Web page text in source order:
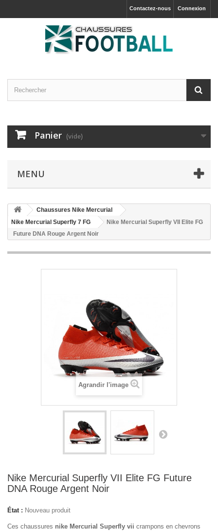
Connexion
Contactez-nous
Panier (vide)
MENU
Chaussures Nike Mercurial
Nike Mercurial Superfly 7 FG
Nike Mercurial Superfly VII Elite FG
Future DNA Rouge Argent Noir
Agrandir l'image
Nike Mercurial Superfly VII Elite FG Future
DNA Rouge Argent Noir
État : Nouveau produit
Ces chaussures nike Mercurial Superfly vii crampons en chevrons